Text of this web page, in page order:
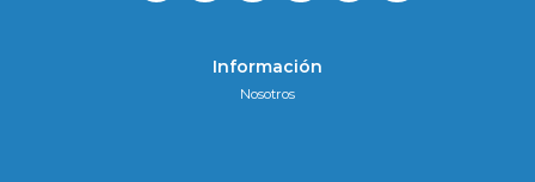
Información
Nosotros